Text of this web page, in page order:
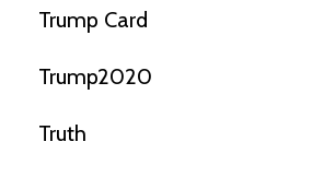
Trump Card
Trump2020
Truth